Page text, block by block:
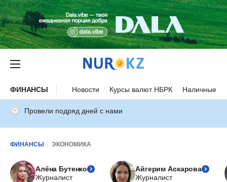
ФИНАНСЫ Новости Курсы валют НБРК Наличные
Провели подряд дней с нами
ФИНАНСЫ ЭКОНОМИКА
Алёна Бутенко
Журналист
Айгерим Аскарова
Журналист